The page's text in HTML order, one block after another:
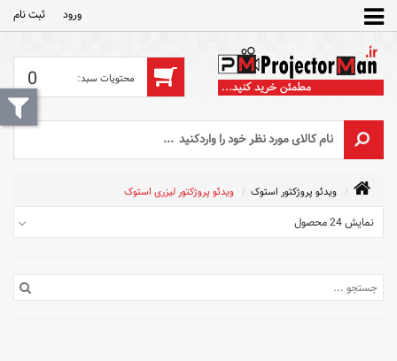
ورود ثبت‌ نام
0
ویدئو پروژکتور استوک ویدئو پروژکتور لیزری استوک
نمایش 24 محصول